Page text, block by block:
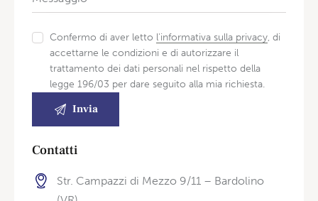
Confermo di aver letto l'informativa sulla privacy, di
accettarne le condizioni e di autorizzare il
trattamento dei dati personali nel rispetto della
legge 196/03 per dare seguito alla mia richiesta.
Contatti
Str. Campazzi di Mezzo 9/11 – Bardolino